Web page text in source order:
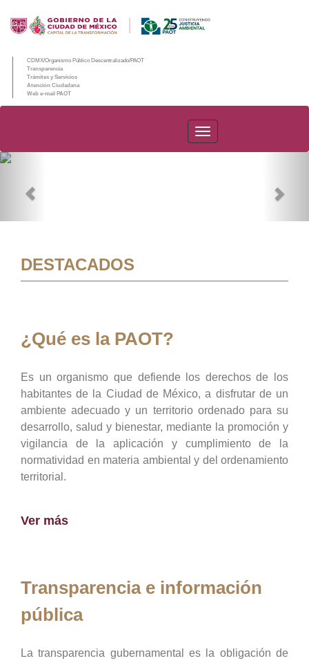
CDMX/Organismo Público Descentralizado/PAOT
Transparencia
Trámites y Servicios
Atención Ciudadana
Web e-mail PAOT
PAOT
DESTACADOS
¿Qué es la PAOT?
Es un organismo que defiende los derechos de los
habitantes de la Ciudad de México, a disfrutar de un
ambiente adecuado y un territorio ordenado para su
desarrollo, salud y bienestar, mediante la promoción y
vigilancia de la aplicación y cumplimiento de la
normatividad en materia ambiental y del ordenamiento
territorial.
Ver más
Transparencia e información
pública
La transparencia gubernamental es la obligación de